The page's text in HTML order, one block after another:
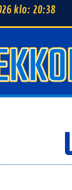
klo: 20:38